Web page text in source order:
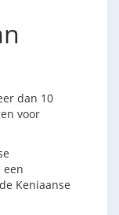
dan 10
voor
een
Keniaanse